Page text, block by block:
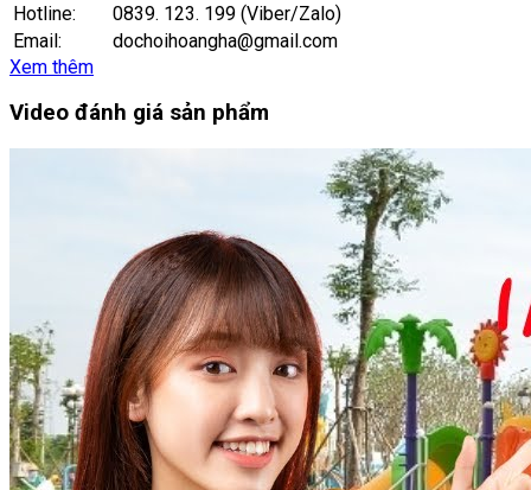
Hotline:
0839. 123. 199 (Viber/Zalo)
Email:
dochoihoangha@gmail.com
Xem thêm
Video đánh giá sản phẩm